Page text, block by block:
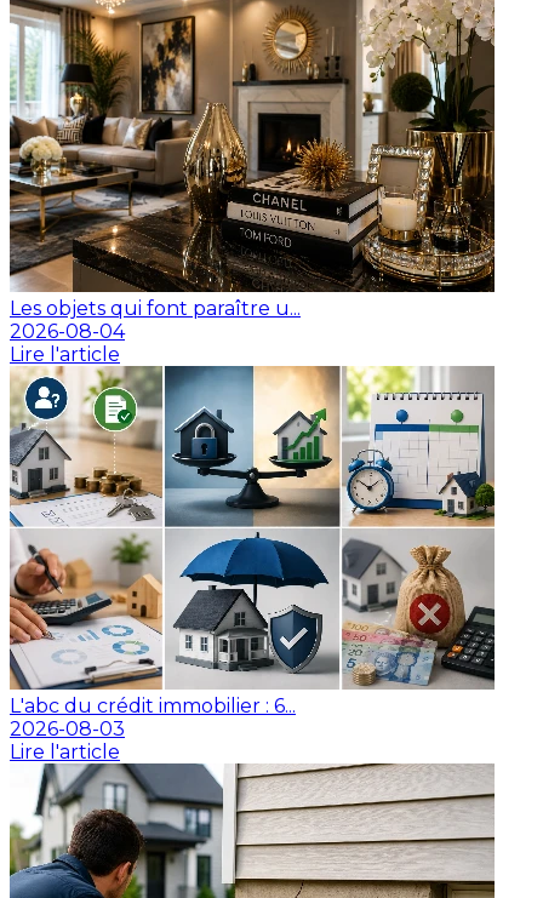
Les objets qui font paraître u...
2026-08-04
Lire l'article
L'abc du crédit immobilier : 6...
2026-08-03
Lire l'article